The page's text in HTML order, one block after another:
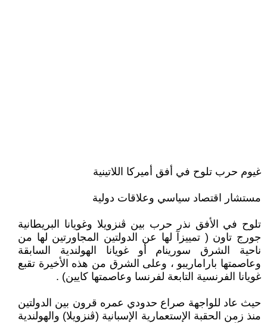
غيوم حرب تلوح في أفق أميركا اللاتينية
مستشار اقتصاد سياسي وعلاقات دولية
تلوح في الأفق نذر حرب بين ڨنزويلا وغويانا البريطانية
جورج تاون ( تمييزآ لها عن الدولتين المجاورتين لها من
ناحية الشرق سورينام أو غويانا الهولندية السابقة
وعاصمتها باراماريبو ، وعلى الشرق من هذه الأخيرة تقبع
غويانا الفرنسية التابعة لفرنسا وعاصمتها كايين) .
حيث عاد للواجهة صراع حدودي عمره قرون بين الدولتين
منذ زمن الحقبة الإستعمارية الإسبانية (ڨنزويلا) والهولندية